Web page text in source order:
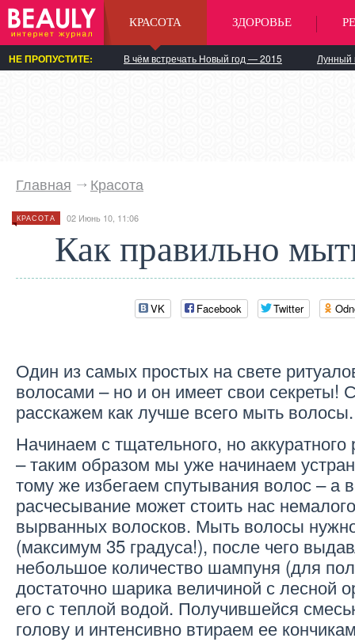
КРАСОТА ЗДОРОВЬЕ
НЕ ПРОПУСТИТЕ: В чём встречать Новый год — 2015 Лунный
Главная Красота
КРАСОТА 02 Июнь 10, 11:06
Как правильно
VK Facebook Twitter
Один из самых простых на свете
волосами – но и он имеет свои секреты!
расскажем как лучше всего мыть волосы.
Начинаем с тщательного, но
– таким образом мы уже начинаем
тому же избегаем спутывания волос – а
расчесывание может стоить нас
вырванных волосков. Мыть волосы
(максимум 35 градуса!), после чего
небольшое количество шампуня (для
достаточно шарика величиной с лесной
его с теплой водой. Получившейся
голову и интенсивно втираем ее